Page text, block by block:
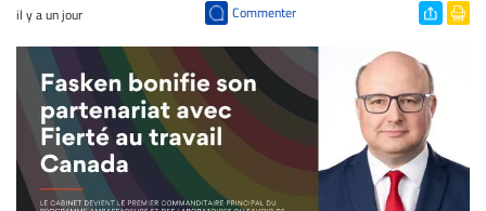
il y a un jour Commenter